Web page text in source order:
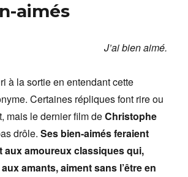
aimés
J’ai bien aimé.
à la sortie en entendant cette
Certaines répliques font rire ou
mais le dernier film deChristophe
drôle.Ses bien-aimés feraient
aux amoureux classiques qui,
amants, aiment sans l’être en